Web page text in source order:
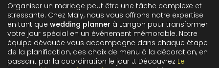
Organiser un mariage peut être une tâche complexe et
stressante. Chez Maly, nous vous offrons notre expertise
en tant que wedding planner à Langon pour transformer
votre jour spécial en un événement mémorable. Notre
équipe dévouée vous accompagne dans chaque étape
de la planification, des choix de menu à la décoration, en
passant par la coordination le jour J. Découvrez Le